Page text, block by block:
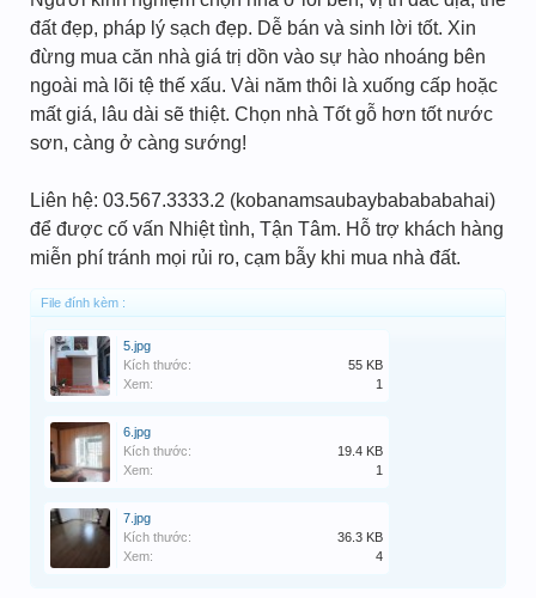
đất đẹp, pháp lý sạch đẹp. Dễ bán và sinh lời tốt. Xin
đừng mua căn nhà giá trị dồn vào sự hào nhoáng bên
ngoài mà lõi tệ thế xấu. Vài năm thôi là xuống cấp hoặc
mất giá, lâu dài sẽ thiệt. Chọn nhà Tốt gỗ hơn tốt nước
sơn, càng ở càng sướng!
Liên hệ: 03.567.3333.2 (kobanamsaubaybabababahai)
để được cố vấn Nhiệt tình, Tận Tâm. Hỗ trợ khách hàng
miễn phí tránh mọi rủi ro, cạm bẫy khi mua nhà đất.
File đính kèm :
5.jpg
Kích thước:
55 KB
Xem:
1
6.jpg
Kích thước:
19.4 KB
Xem:
1
7.jpg
Kích thước:
36.3 KB
Xem:
4